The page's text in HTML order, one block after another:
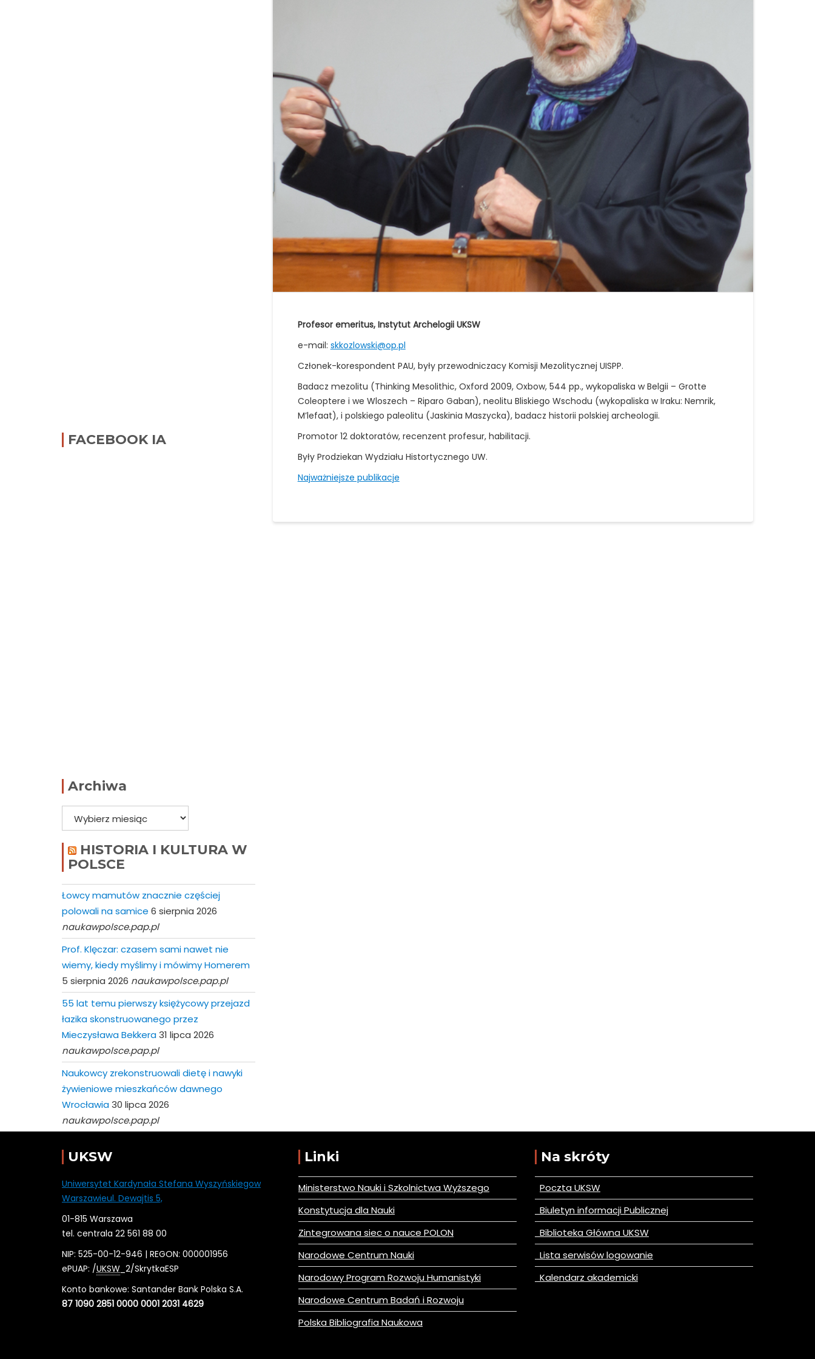
Profesor emeritus, Instytut Archelogii UKSW
e-mail: skkozlowski@op.pl
Członek-korespondent PAU, były przewodniczacy Komisji Mezolitycznej UISPP.
Badacz mezolitu (Thinking Mesolithic, Oxford 2009, Oxbow, 544 pp., wykopaliska w Belgii – Grotte
Coleoptere i we Wloszech – Riparo Gaban), neolitu Bliskiego Wschodu (wykopaliska w Iraku: Nemrik,
M’lefaat), i polskiego paleolitu (Jaskinia Maszycka), badacz historii polskiej archeologii.
Promotor 12 doktoratów, recenzent profesur, habilitacji.
Były Prodziekan Wydziału Histortycznego UW.
Najważniejsze publikacje
FACEBOOK IA
Archiwa
Archiwa
HISTORIA I KULTURA W
POLSCE
Łowcy mamutów znacznie częściej
polowali na samice 6 sierpnia 2026
naukawpolsce.pap.pl
Prof. Klęczar: czasem sami nawet nie
wiemy, kiedy myślimy i mówimy Homerem
5 sierpnia 2026 naukawpolsce.pap.pl
55 lat temu pierwszy księżycowy przejazd
łazika skonstruowanego przez
Mieczysława Bekkera31 lipca 2026
naukawpolsce.pap.pl
Naukowcy zrekonstruowali dietę i nawyki
żywieniowe mieszkańców dawnego
Wrocławia30 lipca 2026
naukawpolsce.pap.pl
UKSW
Uniwersytet Kardynała Stefana Wyszyńskiegow
Warszawieul. Dewajtis 5,
01-815 Warszawa
tel. centrala 22 561 88 00
NIP: 525-00-12-946 | REGON: 000001956
ePUAP: /UKSW _2/SkrytkaESP
Konto bankowe: Santander Bank Polska S.A.
87 1090 2851 0000 0001 2031 4629
Linki
Ministerstwo Nauki i Szkolnictwa Wyższego
Konstytucja dla Nauki
Zintegrowana siec o nauce POLON
Narodowe Centrum Nauki
Narodowy Program Rozwoju Humanistyki
Narodowe Centrum Badań i Rozwoju
Polska Bibliografia Naukowa
Na skróty
Poczta UKSW
Biuletyn informacji Publicznej
Biblioteka Główna UKSW
Lista serwisów logowanie
Kalendarz akademicki